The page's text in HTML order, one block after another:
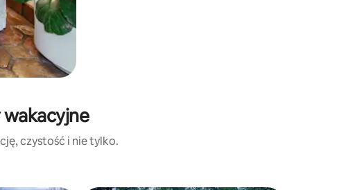
czystość i nie tylko.